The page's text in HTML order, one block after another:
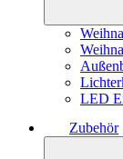
LED
Zubehör